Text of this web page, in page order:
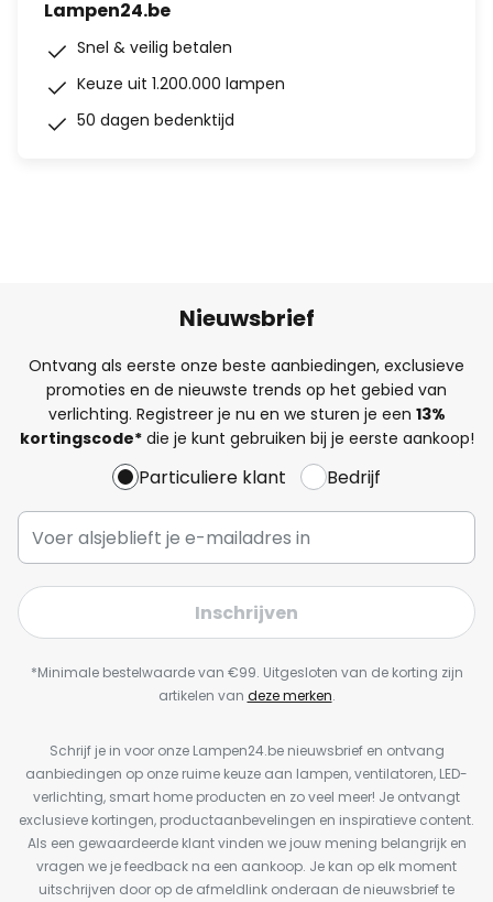
Lampen24.be
Snel & veilig betalen
Keuze uit 1.200.000 lampen
50 dagen bedenktijd
Nieuwsbrief
Ontvang als eerste onze beste aanbiedingen, exclusieve
promoties en de nieuwste trends op het gebied van
verlichting. Registreer je nu en we sturen je een 13%
kortingscode*die je kunt gebruiken bij je eerste aankoop!
Particuliere klant Bedrijf
Inschrijven
*Minimale bestelwaarde van €99. Uitgesloten van de korting zijn
artikelen van deze merken.
Schrijf je in voor onze Lampen24.be nieuwsbrief en ontvang
aanbiedingen op onze ruime keuze aan lampen, ventilatoren, LED-
verlichting, smart home producten en zo veel meer! Je ontvangt
exclusieve kortingen, productaanbevelingen en inspiratieve content.
Als een gewaardeerde klant vinden we jouw mening belangrijk en
vragen we je feedback na een aankoop. Je kan op elk moment
uitschrijven door op de afmeldlink onderaan de nieuwsbrief te